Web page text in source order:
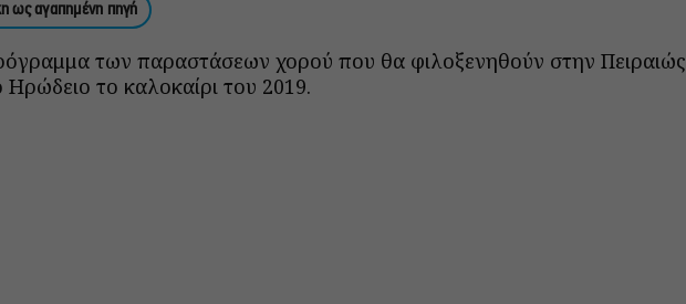
ως αγαπημένη πηγή
των παραστάσεων χορού που θα φιλοξενηθούν στην Πειραιώς
Ηρώδειο το καλοκαίρι του 2019.